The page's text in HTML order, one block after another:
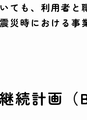
ても、利用者
災時における
続計画